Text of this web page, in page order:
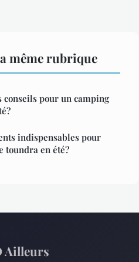
même rubrique
pour un camping
indispensables pour
toundra en été?
Ailleurs